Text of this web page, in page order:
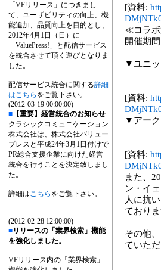
「VFリリース」につきまし
て、ユーザビリティの向上、機
能追加、品質向上を目的とし、
2012年4月1日（日）に
「ValuePress!」と配信サービス
を統合させて頂く運びとなりま
した。
配信サービス統合に関する詳細
はこちら をご覧下さい。
(2012-03-19 00:00:00)
■ 【重要】経営統合のお知らせ
クラシックコミュニケーション
株式会社は、株式会社バリュー
プレスと平成24年3月1日付けで
PR総合支援企業に向けた経営
統合を行うことを決定致しまし
た。
詳細はこちら をご覧下さい。
(2012-02-28 12:00:00)
■リリースの「業界検索」機能
を強化しました。
VFリリース内の「業界検索」
[資料:
≪コラ
開催期
▼ユニッ
[資料:
▼アーク
[資料:
また、
ン・イ
人に抗
ておりま
その他
ていた